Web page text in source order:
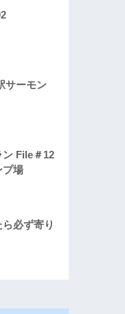
サーモン
ン File＃12
プ場
必ず寄り